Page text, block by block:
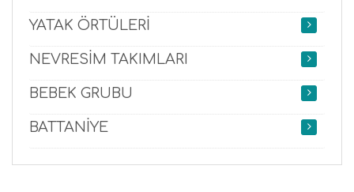
YATAK ÖRTÜLERİ
NEVRESİM TAKIMLARI
BEBEK GRUBU
BATTANİYE